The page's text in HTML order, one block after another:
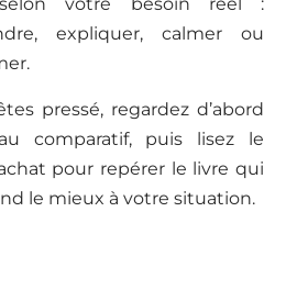
expliquer, calmer ou
pressé, regardez d’abord
comparatif, puis lisez le
pour repérer le livre qui
le mieux à votre situation.